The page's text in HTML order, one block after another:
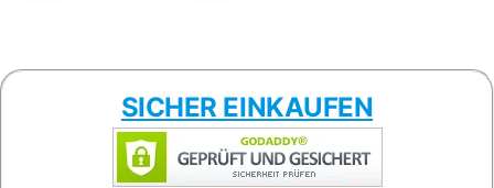
SICHER EINKAUFEN